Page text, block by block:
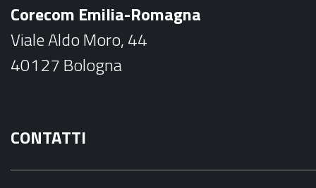
o
k
r
a
Corecom Emilia-Romagna
Viale Aldo Moro, 44
40127 Bologna
CONTATTI